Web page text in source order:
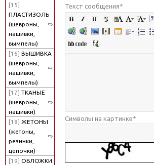
[15]
ПЛАСТИЗОЛЬ
(шевроны,
нашивки,
вымпелы)
[16] ВЫШИВКА
(шевроны,
нашивки,
вымпелы)
[17] ТКАНЫЕ
(шевроны,
нашивки)
[18] ЖЕТОНЫ
(жетоны,
резинки,
цепочки)
[19] ОБЛОЖКИ
Текст сообщения*
Символы на картинке*